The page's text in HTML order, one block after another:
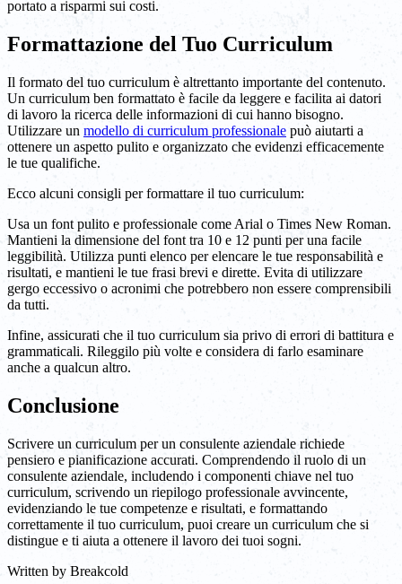
portato a risparmi sui costi.
Formattazione del Tuo Curriculum
Il formato del tuo curriculum è altrettanto importante del contenuto.
Un curriculum ben formattato è facile da leggere e facilita ai datori
di lavoro la ricerca delle informazioni di cui hanno bisogno.
Utilizzare un modello di curriculum professionale può aiutarti a
ottenere un aspetto pulito e organizzato che evidenzi efficacemente
le tue qualifiche.
Ecco alcuni consigli per formattare il tuo curriculum:
Usa un font pulito e professionale come Arial o Times New Roman.
Mantieni la dimensione del font tra 10 e 12 punti per una facile
leggibilità. Utilizza punti elenco per elencare le tue responsabilità e
risultati, e mantieni le tue frasi brevi e dirette. Evita di utilizzare
gergo eccessivo o acronimi che potrebbero non essere comprensibili
da tutti.
Infine, assicurati che il tuo curriculum sia privo di errori di battitura e
grammaticali. Rileggilo più volte e considera di farlo esaminare
anche a qualcun altro.
Conclusione
Scrivere un curriculum per un consulente aziendale richiede
pensiero e pianificazione accurati. Comprendendo il ruolo di un
consulente aziendale, includendo i componenti chiave nel tuo
curriculum, scrivendo un riepilogo professionale avvincente,
evidenziando le tue competenze e risultati, e formattando
correttamente il tuo curriculum, puoi creare un curriculum che si
distingue e ti aiuta a ottenere il lavoro dei tuoi sogni.
Written by Breakcold